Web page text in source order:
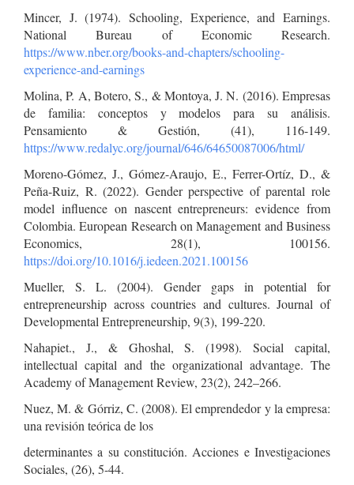
Mincer, J. (1974). Schooling, Experience, and Earnings.
National Bureau of Economic Research.
https://www.nber.org/books-and-chapters/schooling-
experience-and-earnings
Molina, P. A, Botero, S., & Montoya, J. N. (2016). Empresas
de familia: conceptos y modelos para su análisis.
Pensamiento & Gestión, (41), 116-149.
https://www.redalyc.org/journal/646/64650087006/html/
Moreno-Gómez, J., Gómez-Araujo, E., Ferrer-Ortíz, D., &
Peña-Ruiz, R. (2022). Gender perspective of parental role
model influence on nascent entrepreneurs: evidence from
Colombia. European Research on Management and Business
Economics, 28(1), 100156.
https://doi.org/10.1016/j.iedeen.2021.100156
Mueller, S. L. (2004). Gender gaps in potential for
entrepreneurship across countries and cultures. Journal of
Developmental Entrepreneurship, 9(3), 199-220.
Nahapiet., J., & Ghoshal, S. (1998). Social capital,
intellectual capital and the organizational advantage. The
Academy of Management Review, 23(2), 242–266.
Nuez, M. & Górriz, C. (2008). El emprendedor y la empresa:
una revisión teórica de los
determinantes a su constitución. Acciones e Investigaciones
Sociales, (26), 5-44.